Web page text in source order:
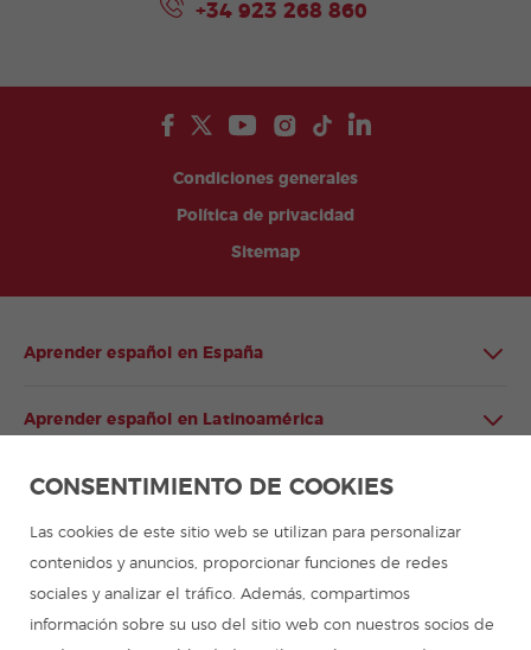
+34 923 268 860
Condiciones generales
Política de privacidad
Sitemap
Aprender español en España
Aprender español en Latinoamérica
Programa de español para grupos
Campamentos de verano
Cursos de español
CONSENTIMIENTO DE COOKIES
Las cookies de este sitio web se utilizan para personalizar
contenidos y anuncios, proporcionar funciones de redes
sociales y analizar el tráfico. Además, compartimos
información sobre su uso del sitio web con nuestros socios de